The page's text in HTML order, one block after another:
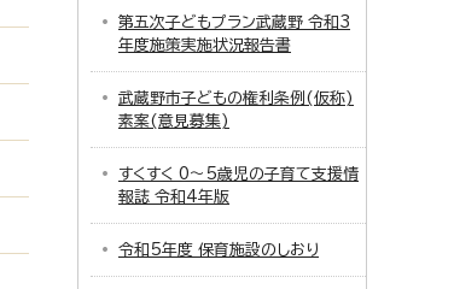
第五次子どもプラン武蔵野 令和3
年度施策実施状況報告書
武蔵野市子どもの権利条例(仮称)
素案(意見募集)
すくすく 0～5歳児の子育て支援情
報誌 令和4年版
令和5年度 保育施設のしおり